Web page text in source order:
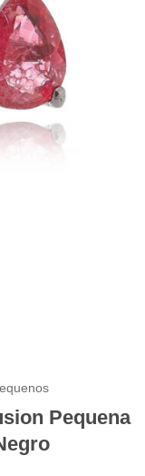
Pequena